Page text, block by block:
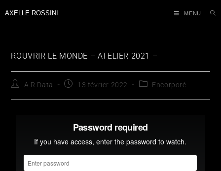
AXELLE ROSSINI MENU
ROUVRIR LE MONDE – ATELIER 2021 –
A.R Data 13 février 2022 Encorporé